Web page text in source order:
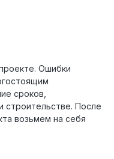
Ошибки
сроков,
После
возьмем на себя